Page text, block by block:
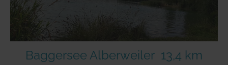
Baggersee Alberweiler 13,4 km